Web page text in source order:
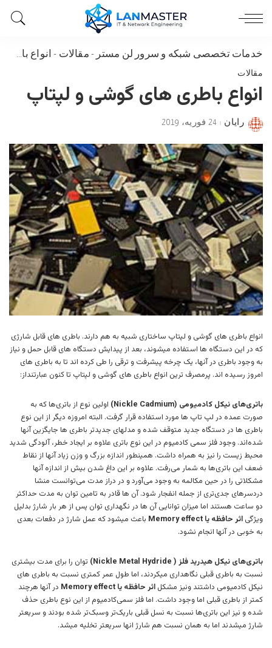
خدمات تخصصی شبکه و سرور لن مستر - مقالات - انواع باطری های گوشی و لپتاپ
مقالات
انواع باطری های گوشی و لپتاپ
Posted
رایان 24 فوریه، 2019
انواع باطری های گوشی و لپتاپ ساختاری شبیه به هم دارند. باطری های قابل شارژی
که در این دستگاه ها استفاده میشوند، بعد از پیدایش دستگاه های قابل حمل و نیاز
به وجود باطری در آنها، یک چرخه پیشرفت و ترقی را طی کرده اند تا به باطری های
امروز رسیده اند. پرمصرف ترین انواع باطری های گوشی و لپتاپ تا کنون عبارتنداز:
باتری‌های نیکل کادمیومی ‌(Nickle Cadmium)
اولین نوع از باتری‌ها که به
صورت عمده در لپ تاپ ها مورد استفاده قرار گرفت. البته امروزه دیگر از این نوع
باطری ها در دستگاه جدید متوقف شده و مدلهای جدیدتر باطری ها جایگزین آنها
شده‌اند. وجود فلز سمی‌ کادمیوم در این نوع باتری علاوه بر ایجاد خطر، آلودگی شدید
محیط زیست را نیز به همراه داشت. همینطور اندازه بزرگ و وزن زیاد آنها از نقاط
ضعف این باتری‌ها به شمار می‌رفت. علاوه بر این داغ شدن بیش از اندازه آنها
مشکلاتی را در حین مکالمه به وجود می‌آورد و در دراز مدت می‌توانست منشا
دردسرهای جدی‌تری از جمله انفجار شود. آن ها قادر به تامین توان به مدت حداکثر
دو ساعت هستند اما میزان توانایی آن ها در نگهداری توان پس از هر بار شارژ بدلیل
ویژگی اثر حافظه یا Memory effect
باعث میشود که عمل شارژ در دفعات بعدی
به خوبى در آنها انجام نشود.
باتری‌های نیکل هیدرید فلز ( Nickle Metal Hydride)
توان را برای مدت بیشتری
نسبت به باطری قبلی نگاهداری میکردند، اما طول عمر کمتری نسبت به باطری های
نیکل کادمیومی داشتند ونیز مشکل اثر حافظه یا Memory effect
در آنها هرچند
کمتر از باطری قبلی اما وجود داشت. اما فلز سمی‌کادمیوم از این نوع باطری حذف
شده و نیز این باتری‌ها نسبت به نسل قبلی باریک‌تر وسبک‌تر شده بودند و سریعتر
شارژ میشدند اما به همان نسبت هم شارژ انها سریعتر تخلیه میشد.